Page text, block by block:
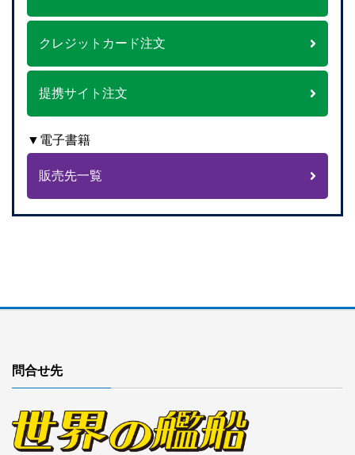
クレジットカード注文
提携サイト注文
▼電子書籍
販売先一覧
問合せ先